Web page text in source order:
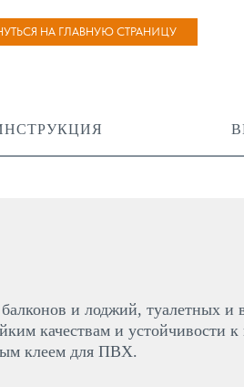
НА ГЛАВНУЮ СТРАНИЦУ
и лоджий, туалетных и
качествам и устойчивости
клеем для ПВХ.